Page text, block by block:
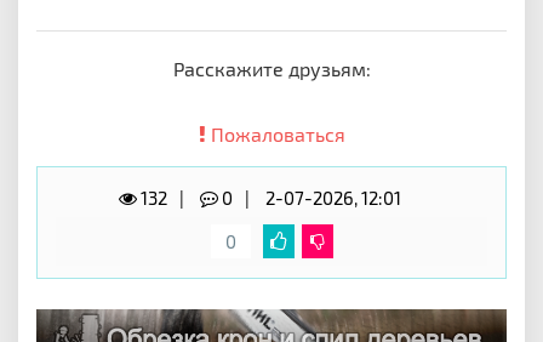
Расскажите друзьям:
Пожаловаться
132 0
2-07-2026, 12:01
0